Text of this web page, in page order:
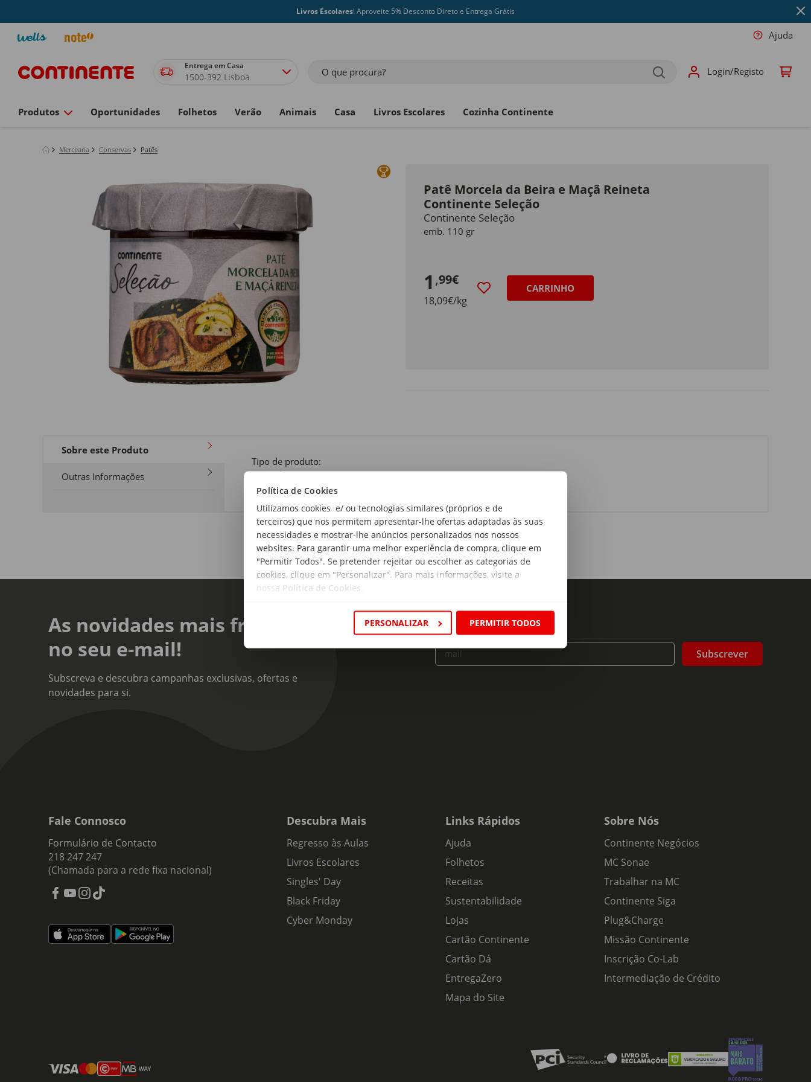
Política de Cookies
Utilizamos cookies e/ ou tecnologias similares (próprios e de
terceiros) que nos permitem apresentar-lhe ofertas adaptadas às suas
necessidades e mostrar-lhe anúncios personalizados nos nossos
websites. Para garantir uma melhor experiência de compra, clique em
"Permitir Todos". Se pretender rejeitar ou escolher as categorias de
cookies, clique em "Personalizar". Para mais informações, visite a
nossa Política de Cookies
PERSONALIZAR PERMITIR TODOS
Livros Escolares! Aproveite 5% Desconto Direto e Entrega Grátis
Ajuda
Entrega em Casa
1500-392 Lisboa O que procura? Login/Registo
Produtos Oportunidades Folhetos Verão Animais Casa Livros Escolares Cozinha Continente
Mercearia Conservas Patês
Patê Morcela da Beira e Maçã Reineta
Continente Seleção
Continente Seleção
emb. 110 gr
1 ,99€
18,09€/kg
CARRINHO
Sobre este Produto
Outras Informações
Tipo de produto:
Patês de Carne
As novidades mais frescas
no seu e-mail!
Subscreva e descubra campanhas exclusivas, ofertas e
novidades para si.
mail
Subscrever
Fale Connosco
Formulário de Contacto
218 247 247
(Chamada para a rede fixa nacional)
Descubra Mais
Regresso às Aulas
Livros Escolares
Singles' Day
Black Friday
Cyber Monday
Links Rápidos
Ajuda
Folhetos
Receitas
Sustentabilidade
Lojas
Cartão Continente
Cartão Dá
EntregaZero
Mapa do Site
Sobre Nós
Continente Negócios
MC Sonae
Trabalhar na MC
Continente Siga
Plug&Charge
Missão Continente
Inscrição Co-Lab
Intermediação de Crédito